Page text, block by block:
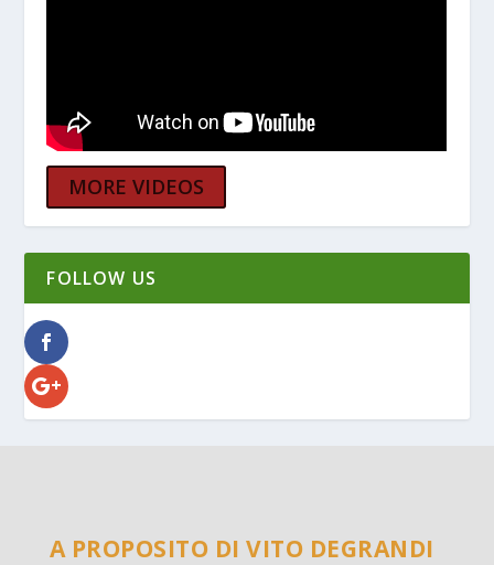
MORE VIDEOS
FOLLOW US
A PROPOSITO DI VITO DEGRANDI